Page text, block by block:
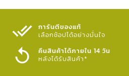
การันตีของแท้
เลือกช้อปได้อย่างมั่นใจ​
คืนสินค้าได้ภายใน 14 วัน
หลังได้รับสินค้า*